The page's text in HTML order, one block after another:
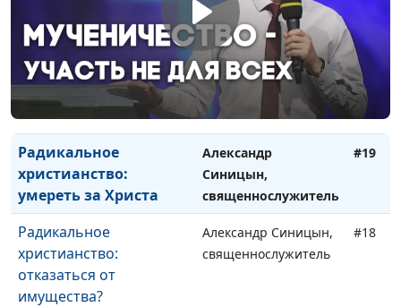
Спасение по вере или
по делам?
Александр Синицын,
священнослужитель
Радикальное
христианство: что есть
истина?
Александр Синицын,
священнослужитель
#20
Радикальное
христианство:
умереть за Христа
Александр
Синицын,
священнослужитель
#19
Радикальное
христианство:
отказаться от
имущества?
Александр Синицын,
священнослужитель
#18